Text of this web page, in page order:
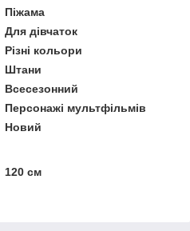
Піжама
Для дівчаток
Різні кольори
Штани
Всесезонний
Персонажі мультфільмів
Новий
120 см